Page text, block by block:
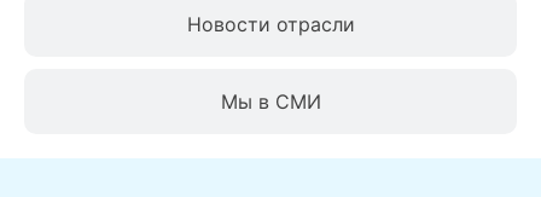
Новости отрасли
Мы в СМИ